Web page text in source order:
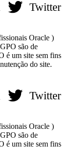
Twitter
Oracle )
são de
é um site sem fins
do site.
Twitter
Oracle )
são de
é um site sem fins